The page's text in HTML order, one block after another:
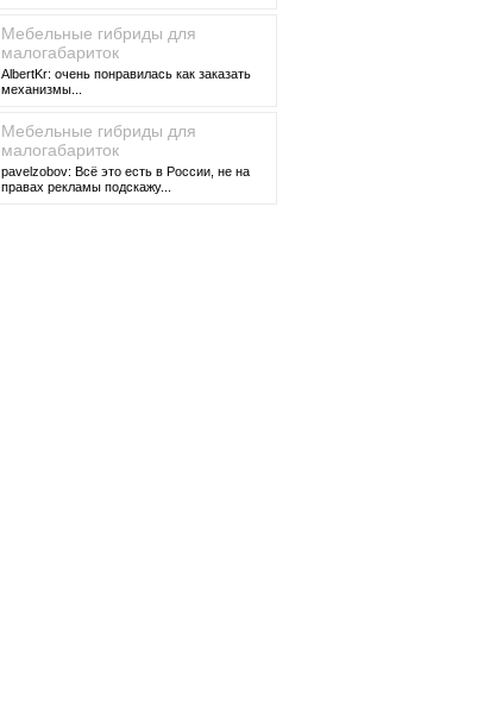
Мебельные гибриды для
малогабариток
AlbertKr: очень понравилась как заказать
механизмы...
Мебельные гибриды для
малогабариток
pavelzobov: Всё это есть в России, не на
правах рекламы подскажу...